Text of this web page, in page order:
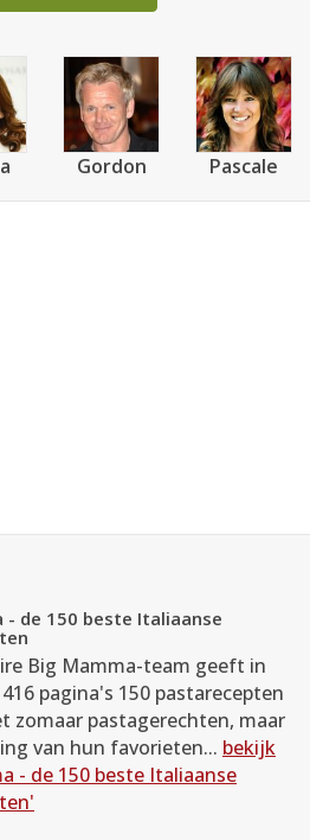
Gordon Pascale
- de 150 beste Italiaanse
Big Mamma-team geeft in
pagina's 150 pastarecepten
zomaar pastagerechten, maar
van hun favorieten... bekijk
- de 150 beste Italiaanse